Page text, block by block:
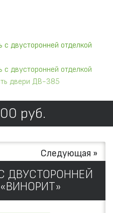
руб.
Следующая »
ДВУСТОРОННЕЙ